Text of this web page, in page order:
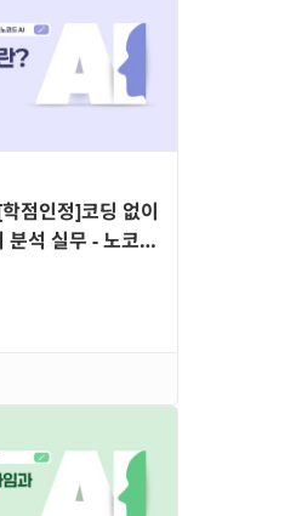
점인정]코딩 없이
분석 실무 - 노코드